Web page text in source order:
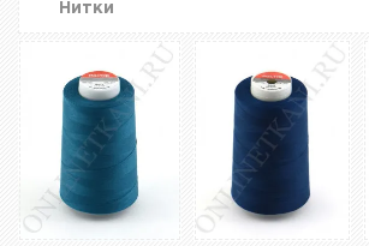
Нитки